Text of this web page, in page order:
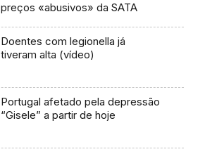
preços «abusivos» da SATA
Doentes com legionella já
tiveram alta (vídeo)
Portugal afetado pela depressão
“Gisele” a partir de hoje